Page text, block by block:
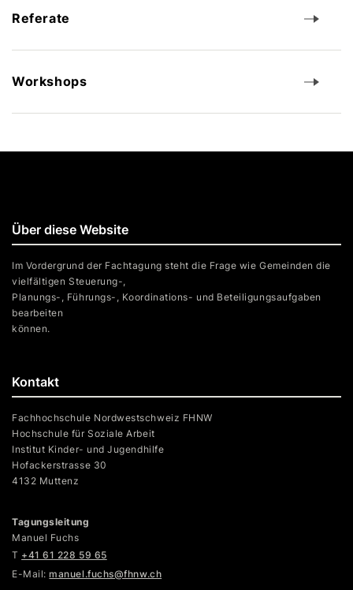
Referate
Workshops
Kontakt
Fachhochschule Nordwestschweiz FHNW
Hochschule für Soziale Arbeit
Institut Kinder- und Jugendhilfe
Hofackerstrasse 30
4132 Muttenz
Tagungsleitung
Manuel Fuchs
T +41 61 228 59 65
E-Mail:manuel.fuchs@fhnw.ch
Über diese Website
Im Vordergrund der Fachtagung steht die Frage wie Gemeinden die
vielfältigen Steuerung-,
Planungs-, Führungs-, Koordinations- und Beteiligungsaufgaben
bearbeiten
können.